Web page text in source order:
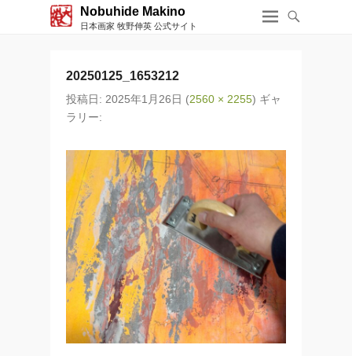
Nobuhide Makino
日本画家 牧野伸英 公式サイト
20250125_1653212
投稿日: 2025年1月26日 (2560 × 2255) ギャ
ラリー: